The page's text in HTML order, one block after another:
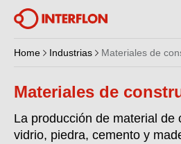
Home Industrias Materiales de
Materiales de
La producción de material de
vidrio, piedra, cemento y